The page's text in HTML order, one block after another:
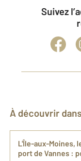
Suivez l’actualité immobilière et
À découvrir
L'Île-aux-Moines,
port de Vannes :